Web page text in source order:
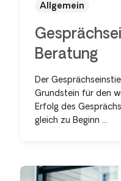
Allgemein
Beratung
Der
Grundstein für den
Erfolg des
gleich zu Beginn ...